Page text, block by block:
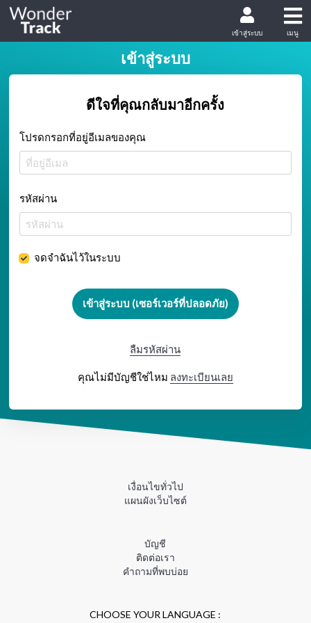
เมนู
เข้าสู่ระบบ
เข้าสู่ระบบ
ดีใจที่คุณกลับมาอีกครั้ง
โปรดกรอกที่อยู่อีเมลของคุณ
รหัสผ่าน
จดจำฉันไว้ในระบบ
เข้าสู่ระบบ (เซอร์เวอร์ที่ปลอดภัย)
ลืมรหัสผ่าน
คุณไม่มีบัญชีใช่ไหม ลงทะเบียนเลย
เงื่อนไขทั่วไป
แผนผังเว็บไซต์
บัญชี
ติดต่อเรา
คำถามที่พบบ่อย
CHOOSE YOUR LANGUAGE :